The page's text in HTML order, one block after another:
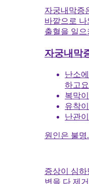
자궁내막증
바깥으로 나
출혈을 일
자궁내막
난소
하고요
복막
유착
난관
원인은 불명
증상이 심
변을 다 제